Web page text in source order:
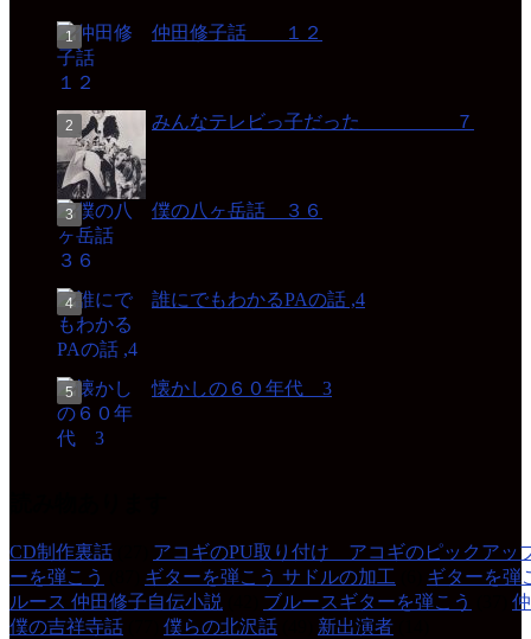
仲田修子話 １２
みんなテレビっ子だった ７
僕の八ヶ岳話 ３６
誰にでもわかるPAの話 ,4
懐かしの６０年代 3
CD制作裏話
アコギのPU取り付け アコギのピックアッ
ーを弾こう
ギターを弾こう サドルの加工
ギターを弾
ルース 仲田修子自伝小説
ブルースギターを弾こう
僕の吉祥寺話
僕らの北沢話 新出演者